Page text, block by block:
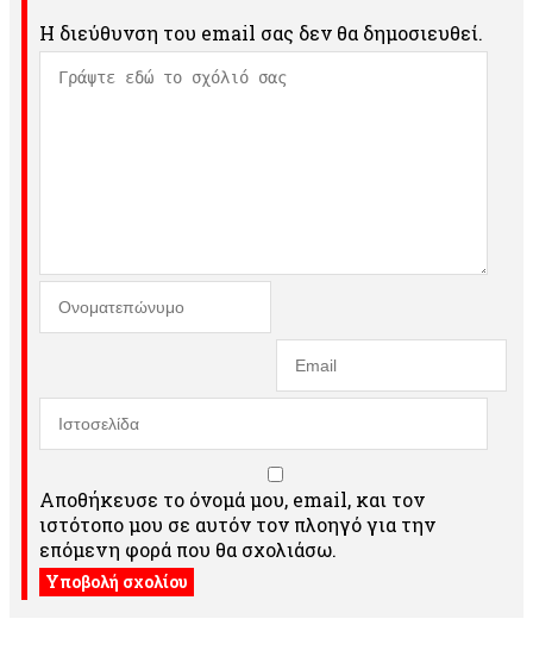
Η διεύθυνση του email σας δεν θα δημοσιευθεί.
Αποθήκευσε το όνομά μου, email, και τον
ιστότοπο μου σε αυτόν τον πλοηγό για την
επόμενη φορά που θα σχολιάσω.